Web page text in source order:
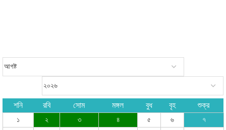
শনি রবি সোম মঙ্গল বুধ বৃহ শুক্র
১ ২ ৩ ৪ ৫ ৬
৭